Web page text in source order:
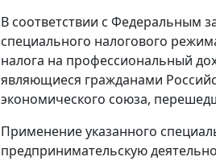
В соответствии с Федеральным
специального налогового
налога на профессиональный
являющиеся гражданами
экономического союза,
Применение указанного
предпринимательскую